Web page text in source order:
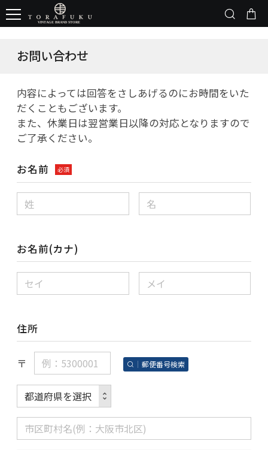
お問い合わせ
内容によっては回答をさしあげるのにお時間をいた
だくこともございます。
また、休業日は翌営業日以降の対応となりますので
ご了承ください。
お名前 必須
お名前(カナ)
住所
〒 郵便番号検索